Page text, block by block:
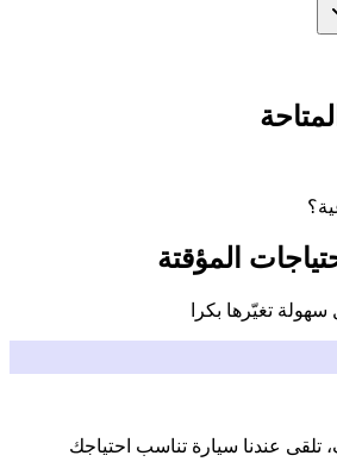
المؤقتة
تغيّرها بكرا
تلقى عندنا سيارة تناسب احتياجك